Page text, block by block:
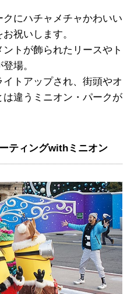
にハチャメチャかわいい
祝いします。
トが飾られたリースやト
場。
トアップされ、街頭やオ
違うミニオン・パークが
ティングwithミニオン